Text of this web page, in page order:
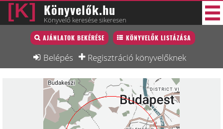
Könyvelők.hu
Könyvelő keresése sikeresen
AJÁNLATOK BEKÉRÉSE KÖNYVELŐK LISTÁZÁSA
Belépés Regisztráció könyvelőknek
Könyvelő lista
Könyvelési munkák